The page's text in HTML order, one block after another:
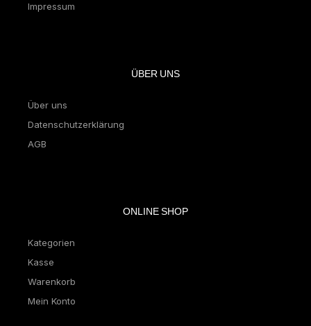
Impressum
ÜBER UNS
Über uns
Datenschutzerklärung
AGB
ONLINE SHOP
Kategorien
Kasse
Warenkorb
Mein Konto